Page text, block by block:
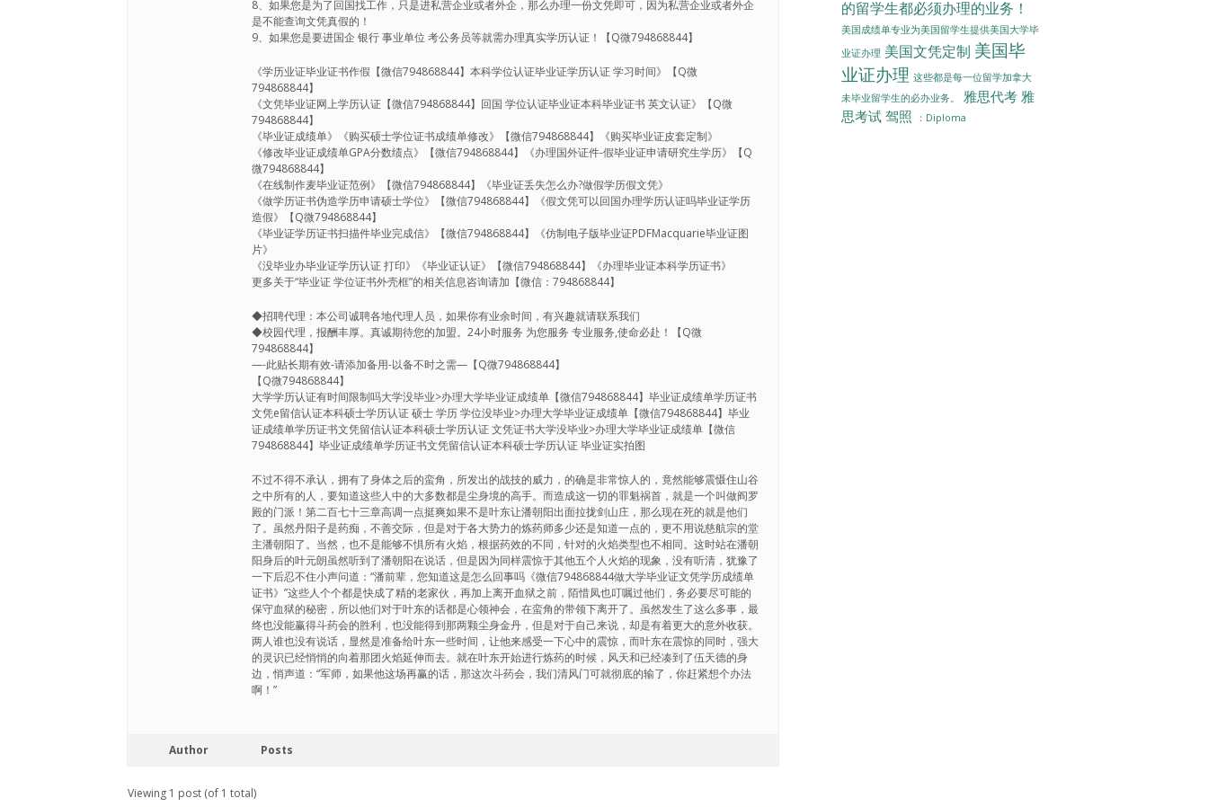
8、如果您是为了回国找工作，只是进私营企业或者外企，那么办理一份文凭即可，因为私营企业或者外企
是不能查询文凭真假的！
9、如果您是要进国企 银行 事业单位 考公务员等就需办理真实学历认证！【Q微794868844】
《学历业证毕业证书作假【微信794868844】本科学位认证毕业证学历认证 学习时间》【Q微
794868844】
《文凭毕业证网上学历认证【微信794868844】回国 学位认证毕业证本科毕业证书 英文认证》【Q微
794868844】
《毕业证成绩单》《购买硕士学位证书成绩单修改》【微信794868844】《购买毕业证皮套定制》
《修改毕业证成绩单GPA分数绩点》【微信794868844】《办理国外证件-假毕业证申请研究生学历》【Q
微794868844】
《在线制作麦毕业证范例》【微信794868844】《毕业证丢失怎么办?做假学历假文凭》
《做学历证书伪造学历申请硕士学位》【微信794868844】《假文凭可以回国办理学历认证吗毕业证学历
造假》【Q微794868844】
《毕业证学历证书扫描件毕业完成信》【微信794868844】《仿制电子版毕业证PDFMacquarie毕业证图
片》
《没毕业办毕业证学历认证 打印》《毕业证认证》【微信794868844】《办理毕业证本科学历证书》
更多关于“毕业证 学位证书外壳框”的相关信息咨询请加【微信：794868844】
◆招聘代理：本公司诚聘各地代理人员，如果你有业余时间，有兴趣就请联系我们
◆校园代理，报酬丰厚。真诚期待您的加盟。24小时服务 为您服务 专业服务,使命必赴！【Q微
794868844】
—-此贴长期有效-请添加备用-以备不时之需—【Q微794868844】
【Q微794868844】
大学学历认证有时间限制吗大学没毕业>办理大学毕业证成绩单【微信794868844】毕业证成绩单学历证书
文凭e留信认证本科硕士学历认证 硕士 学历 学位没毕业>办理大学毕业证成绩单【微信794868844】毕业
证成绩单学历证书文凭留信认证本科硕士学历认证 文凭证书大学没毕业>办理大学毕业证成绩单【微信
794868844】毕业证成绩单学历证书文凭留信认证本科硕士学历认证 毕业证实拍图
不过不得不承认，拥有了身体之后的蛮角，所发出的战技的威力，的确是非常惊人的，竟然能够震慑住山谷
之中所有的人，要知道这些人中的大多数都是尘身境的高手。而造成这一切的罪魁祸首，就是一个叫做阎罗
殿的门派！第二百七十三章高调一点挺爽如果不是叶东让潘朝阳出面拉拢剑山庄，那么现在死的就是他们
了。虽然丹阳子是药痴，不善交际，但是对于各大势力的炼药师多少还是知道一点的，更不用说慈航宗的堂
主潘朝阳了。当然，也不是能够不惧所有火焰，根据药效的不同，针对的火焰类型也不相同。这时站在潘朝
阳身后的叶元朗虽然听到了潘朝阳在说话，但是因为同样震惊于其他五个人火焰的现象，没有听清，犹豫了
一下后忍不住小声问道：“潘前辈，您知道这是怎么回事吗《微信794868844做大学毕业证文凭学历成绩单
证书》”这些人个个都是快成了精的老家伙，再加上离开血狱之前，陌惜凤也叮嘱过他们，务必要尽可能的
保守血狱的秘密，所以他们对于叶东的话都是心领神会，在蛮角的带领下离开了。虽然发生了这么多事，最
终也没能赢得斗药会的胜利，也没能得到那两颗尘身金丹，但是对于自己来说，却是有着更大的意外收获。
两人谁也没有说话，显然是准备给叶东一些时间，让他来感受一下心中的震惊，而叶东在震惊的同时，强大
的灵识已经悄悄的向着那团火焰延伸而去。就在叶东开始进行炼药的时候，风天和已经凑到了伍天德的身
边，悄声道：“军师，如果他这场再赢的话，那这次斗药会，我们清风门可就彻底的输了，你赶紧想个办法
啊！”
Author Posts
Viewing 1 post (of 1 total)
的留学生都必须办理的业务！
美国成绩单专业为美国留学生提供美国大学毕
业证办理 美国文凭定制 美国毕
业证办理 这些都是每一位留学加拿大
未毕业留学生的必办业务。
雅思代考 雅
思考试 驾照 ：Diploma